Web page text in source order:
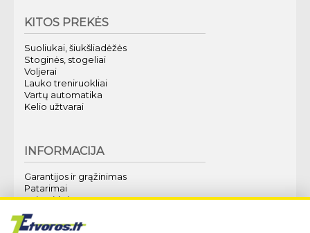
KITOS PREKĖS
Suoliukai, šiukšliadėžės
Stoginės, stogeliai
Voljerai
Lauko treniruokliai
Vartų automatika
Kelio užtvarai
INFORMACIJA
Garantijos ir grąžinimas
Patarimai
Kaip pirkti?
Apie mus
Techninė specifikacija